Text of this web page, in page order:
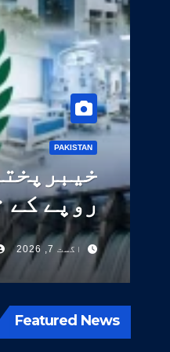
PAKISTAN
پاکستان
14 اعلیٰ معیار کی اقسام تیار کر لیں
اگست 5, 2026
Featured News